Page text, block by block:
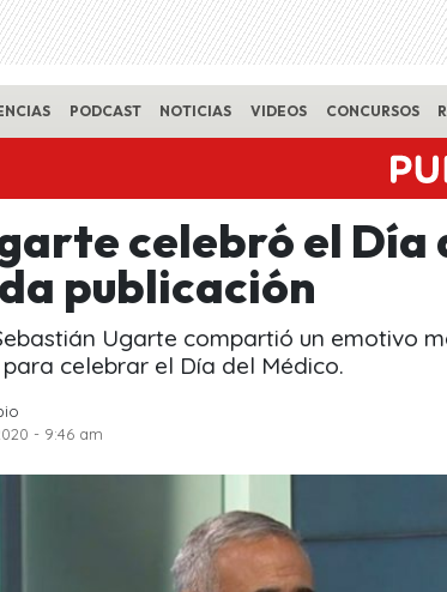
PODCAST NOTICIAS VIDEOS CONCURSOS
celebró el Día
publicación
Ugarte compartió un emotivo
celebrar el Día del Médico.
- 9:46 am